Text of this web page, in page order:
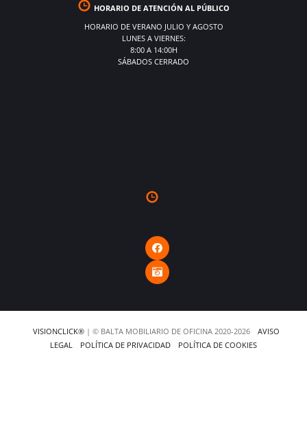
HORARIO DE ATENCIÓN AL PÚBLICO
HORARIO DE VERANO JULIO Y AGOSTO
LUNES A VIERNES:
8:00 A 14:00H
SÁBADOS CERRADO
VISIONCLICK® | © BALTA MOBILIARIO DE OFICINA 2020-2026
AVISO
LEGAL
POLÍTICA DE PRIVACIDAD POLÍTICA DE COOKIES